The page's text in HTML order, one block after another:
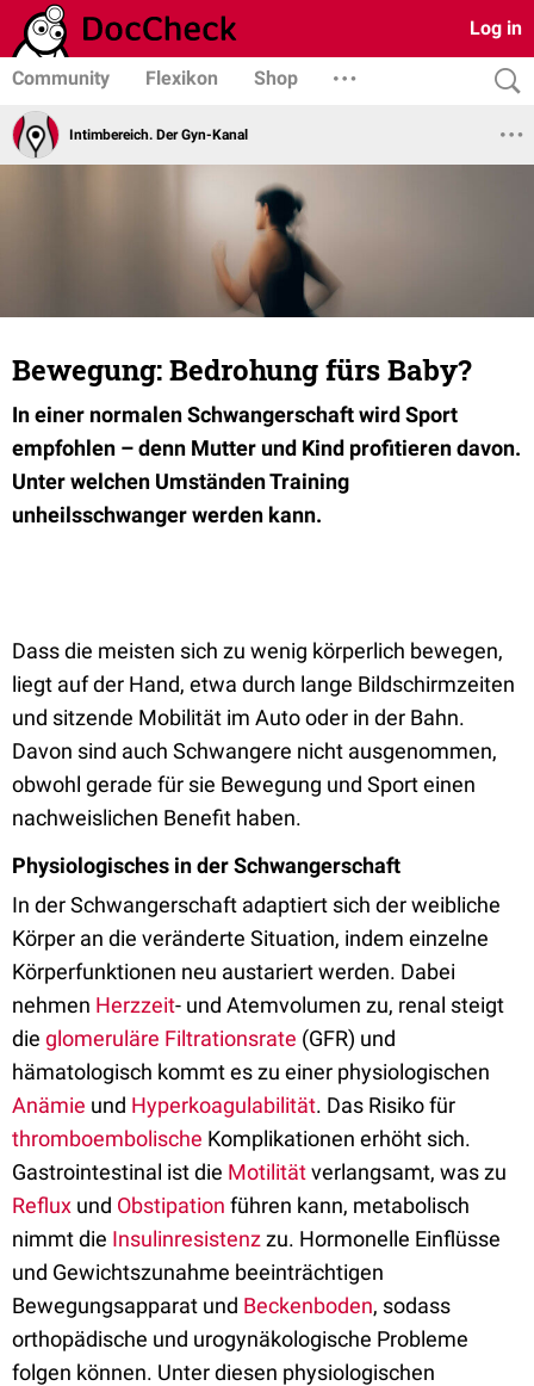
Log in
Community Flexikon Shop
Intimbereich. Der Gyn-Kanal
Bewegung: Bedrohung fürs Baby?
In einer normalen Schwangerschaft wird Sport
empfohlen – denn Mutter und Kind profitieren davon.
Unter welchen Umständen Training
unheilsschwanger werden kann.
Dass die meisten sich zu wenig körperlich bewegen,
liegt auf der Hand, etwa durch lange Bildschirmzeiten
und sitzende Mobilität im Auto oder in der Bahn.
Davon sind auch Schwangere nicht ausgenommen,
obwohl gerade für sie Bewegung und Sport einen
nachweislichen Benefit haben.
Physiologisches in der Schwangerschaft
In der Schwangerschaft adaptiert sich der weibliche
Körper an die veränderte Situation, indem einzelne
Körperfunktionen neu austariert werden. Dabei
nehmen Herzzeit- und Atemvolumen zu, renal steigt
die glomeruläre Filtrationsrate (GFR) und
hämatologisch kommt es zu einer physiologischen
Anämie und Hyperkoagulabilität. Das Risiko für
thromboembolische Komplikationen erhöht sich.
Gastrointestinal ist die Motilitätverlangsamt, was zu
Reflux und Obstipation führen kann, metabolisch
nimmt die Insulinresistenzzu. Hormonelle Einflüsse
und Gewichtszunahme beeinträchtigen
Bewegungsapparat und Beckenboden, sodass
orthopädische und urogynäkologische Probleme
folgen können. Unter diesen physiologischen